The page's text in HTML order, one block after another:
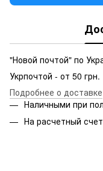
"Новой почтой" по
Укрпочтой - от 50 грн.
Подробнее о доставке
Наличными при
На расчетный счет